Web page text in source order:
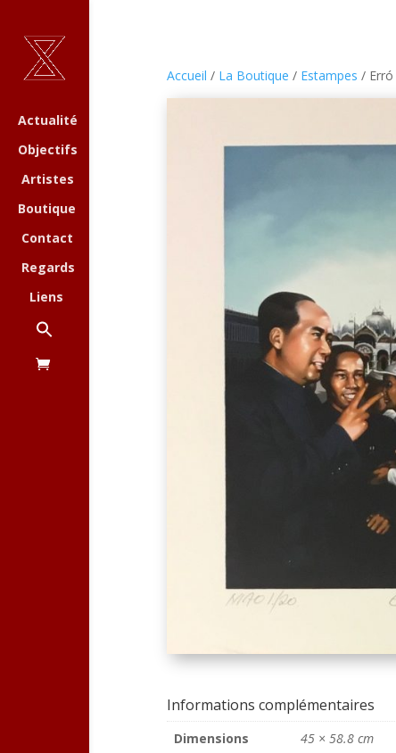
Actualité
Objectifs
Artistes
Boutique
Contact
Regards
Liens
Accueil / La Boutique / Estampes / Erró
Informations complémentaires
Dimensions
45 × 58.8 cm